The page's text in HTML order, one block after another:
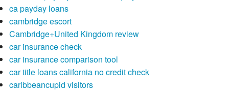
ca payday loans
cambridge escort
Cambridge+United Kingdom review
car insurance check
car insurance comparison tool
car title loans california no credit check
caribbeancupid visitors